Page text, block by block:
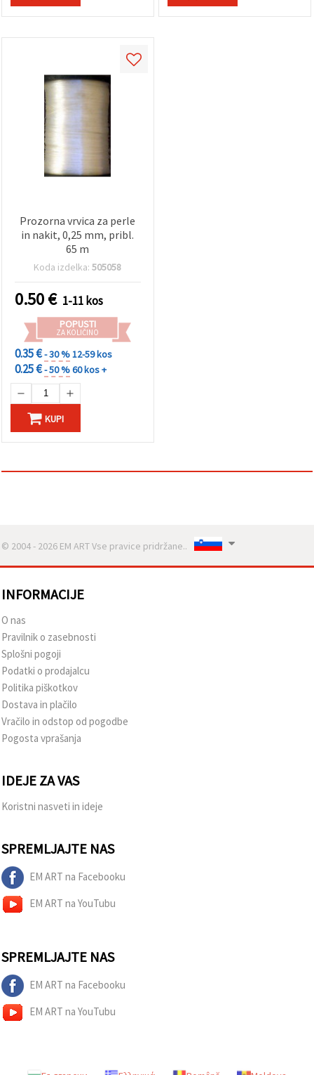
Prozorna vrvica za perle
in nakit, 0,25 mm, pribl.
65 m
Koda izdelka:505058
0.50€ 1-11 kos
POPUSTI
ZA KOLIČINO
0.35 €- 30 %12-59 kos
0.25 €- 50 %60 kos +
KUPI
© 2004 - 2026 EM ART Vse pravice pridržane..
INFORMACIJE
O nas
Pravilnik o zasebnosti
Splošni pogoji
Podatki o prodajalcu
Politika piškotkov
Dostava in plačilo
Vračilo in odstop od pogodbe
Pogosta vprašanja
IDEJE ZA VAS
Koristni nasveti in ideje
SPREMLJAJTE NAS
EM ART na Facebooku
EM ART na YouTubu
SPREMLJAJTE NAS
EM ART na Facebooku
EM ART na YouTubu